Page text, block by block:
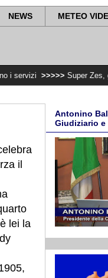
NEWS METEO
Super Zes, governo
il
lei la
Antonino
Giudiziario e